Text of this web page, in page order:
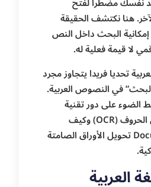
هنا نكتشف الحقيقة
إمكانية البحث داخل النص
لا قيمة فعلية له.
تحديا فريدا يتجاوز مجرد
في النصوص العربية.
الضوء على دور تقنية
التعرف الضوئي على الحروف (OCR) وكيف
استطاع نظام Docufiles تحويل الأوراق الصامتة
العربية